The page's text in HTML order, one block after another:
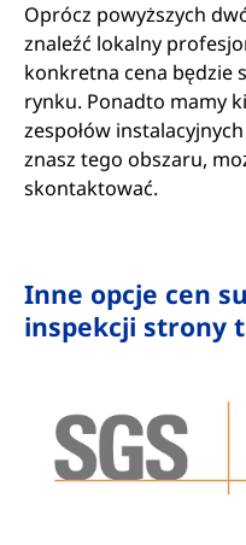
Oprócz powyższych
znaleźć lokalny
konkretna cena będzie
rynku. Ponadto mamy
zespołów
znasz tego obszaru,
skontaktować.
Inne opcje cen
inspekcji strony